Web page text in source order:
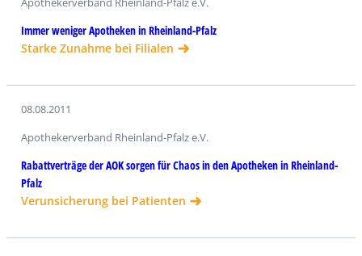
Immer weniger Apotheken in Rheinland-Pfalz
Starke Zunahme bei Filialen
08.08.2011
Apothekerverband Rheinland-Pfalz e.V.
Rabattverträge der AOK sorgen für Chaos in den Apotheken in Rheinland-
Pfalz
Verunsicherung bei Patienten